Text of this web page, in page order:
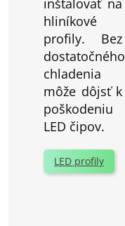
inštalovať na
hliníkové
profily. Bez
dostatočného
chladenia
môže dôjsť k
poškodeniu
LED čipov.
LED profily